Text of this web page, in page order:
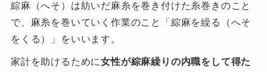
綜麻（へそ）は紡いだ麻糸を巻き付けた糸巻きのこと
で、麻糸を巻いていく作業のこと「綜麻を繰る（へそ
をくる）」をいいます。
家計を助けるために女性が綜麻繰りの内職をして得た